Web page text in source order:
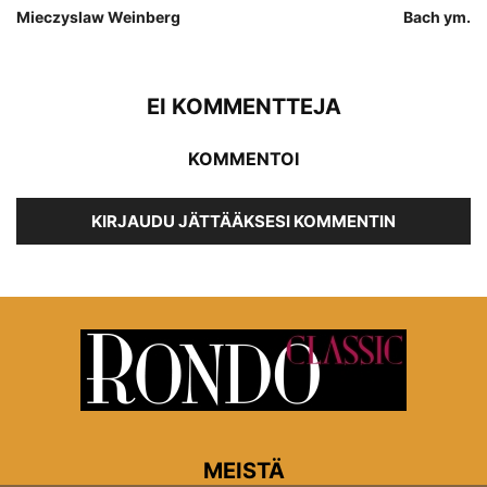
Mieczyslaw Weinberg Bach ym.
EI KOMMENTTEJA
KOMMENTOI
KIRJAUDU JÄTTÄÄKSESI KOMMENTIN
MEISTÄ